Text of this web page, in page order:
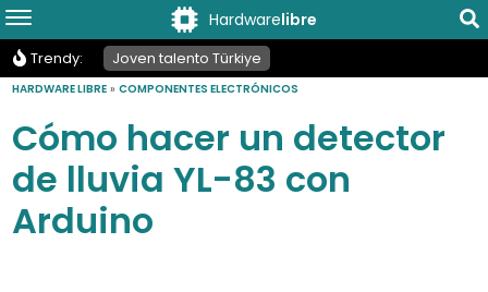
Hardwarelibre
Trendy: Joven talento Türkiye
HARDWARE LIBRE »COMPONENTES ELECTRÓNICOS
Cómo hacer un detector
de lluvia YL-83 con
Arduino